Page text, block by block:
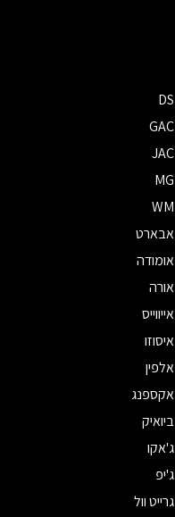
DS
GAC
JAC
MG
WM
אבארט
אומודה
אורה
אייווייס
איסוזו
אלפין
אקספנג
ביואיק
ג'אקו
ג'יפ
גרייט וול